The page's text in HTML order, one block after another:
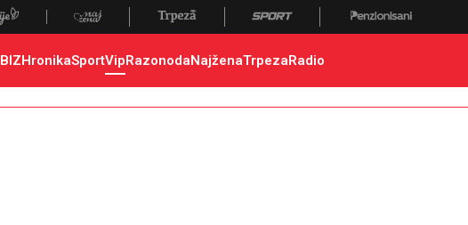
BIZHronikaSportVipRazonodaNajženaTrpezaRadio